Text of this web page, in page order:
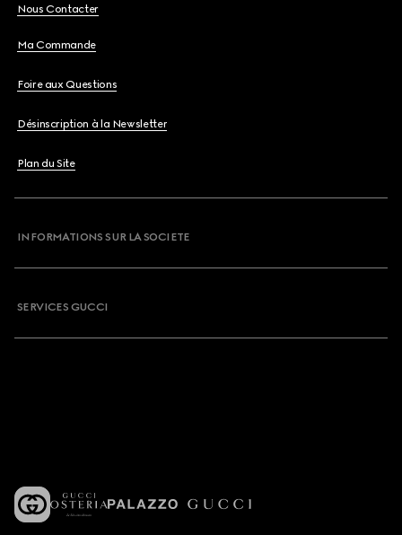
Nous Contacter
Ma Commande
Foire aux Questions
Désinscription à la Newsletter
Plan du Site
INFORMATIONS SUR LA SOCIETE
SERVICES GUCCI